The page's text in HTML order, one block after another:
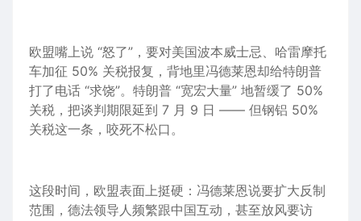
欧盟嘴上说 “怒了”，要对美国波本威士忌、哈雷摩托
车加征 50% 关税报复，背地里冯德莱恩却给特朗普
打了电话 “求饶”。特朗普 “宽宏大量” 地暂缓了 50%
关税，把谈判期限延到 7 月 9 日 —— 但钢铝 50%
关税这一条，咬死不松口。
这段时间 ，欧盟表面上挺硬：冯德莱恩说要扩大反制
范围，德法领导人频繁跟中国互动，甚至放风要访